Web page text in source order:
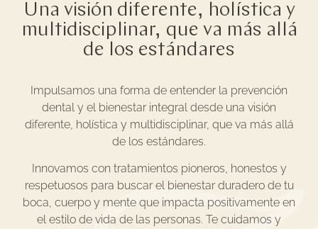
Una visión diferente, holística y
multidisciplinar, que va más allá
de los estándares
Impulsamos una forma de entender la prevención
dental y el bienestar integral desde una visión
diferente, holística y multidisciplinar, que va más allá
de los estándares.
Innovamos con tratamientos pioneros, honestos y
respetuosos para buscar el bienestar duradero de tu
boca, cuerpo y mente que impacta positivamente en
el estilo de vida de las personas. Te cuidamos y